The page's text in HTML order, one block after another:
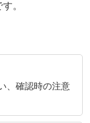
。
、確認時の注意